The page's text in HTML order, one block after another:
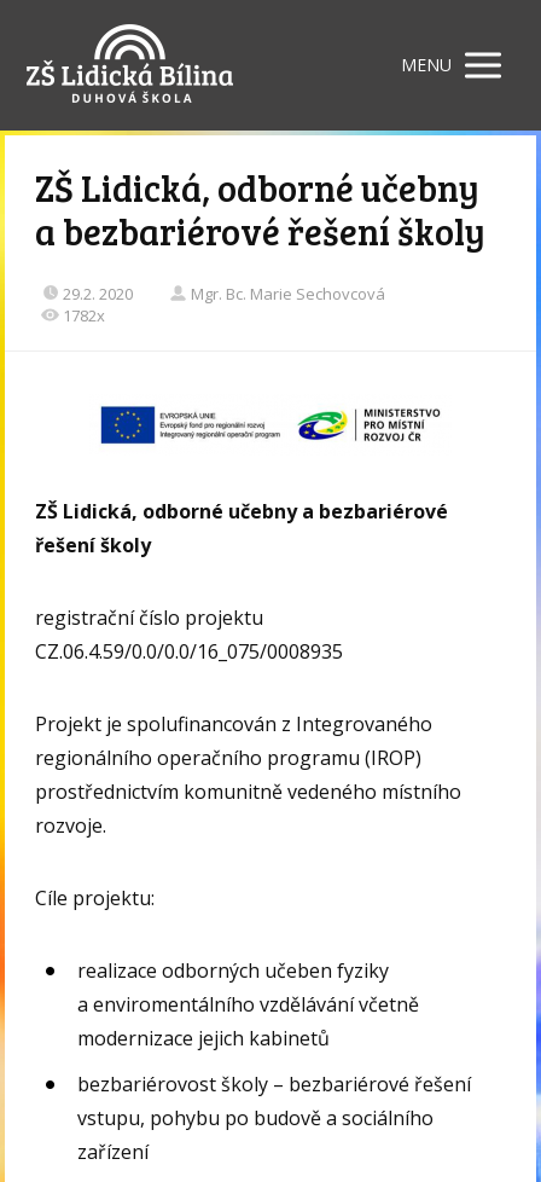
MENU
ZŠ Lidická, odborné učebny
a bezbariérové řešení školy
29.2. 2020
Mgr. Bc. Marie Sechovcová
1782x
ZŠ Lidická, odborné učebny a bezbariérové
řešení školy
registrační číslo projektu
CZ.06.4.59/0.0/0.0/16_075/0008935
Projekt je spolufinancován z Integrovaného
regionálního operačního programu (IROP)
prostřednictvím komunitně vedeného místního
rozvoje.
Cíle projektu:
realizace odborných učeben fyziky
a enviromentálního vzdělávání včetně
modernizace jejich kabinetů
bezbariérovost školy – bezbariérové řešení
vstupu, pohybu po budově a sociálního
zařízení